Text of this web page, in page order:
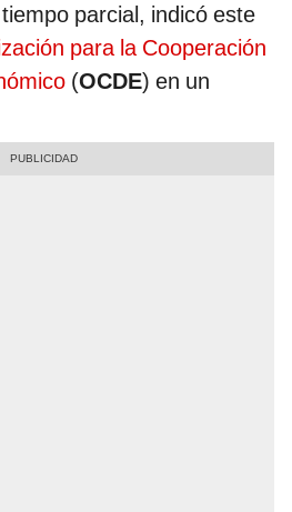
parcial, indicó este
para la Cooperación
(OCDE) en un